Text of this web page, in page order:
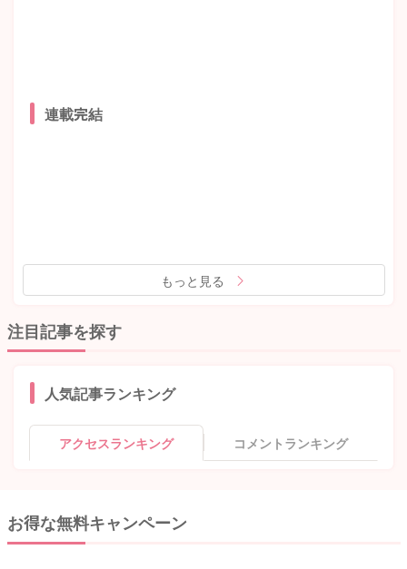
連載完結
もっと見る
注目記事を探す
人気記事ランキング
アクセスランキング コメントランキング
お得な無料キャンペーン